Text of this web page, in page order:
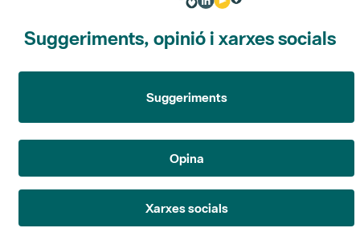
Suggeriments, opinió i xarxes socials
Suggeriments
Opina
Xarxes socials